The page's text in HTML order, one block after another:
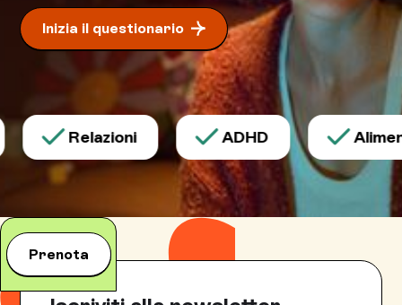
Inizia il questionario
Relazioni ADHD
Prenota